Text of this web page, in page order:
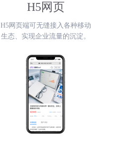
H5网页
H5网页端可无缝接入各种移动
生态、实现企业流量的沉淀。